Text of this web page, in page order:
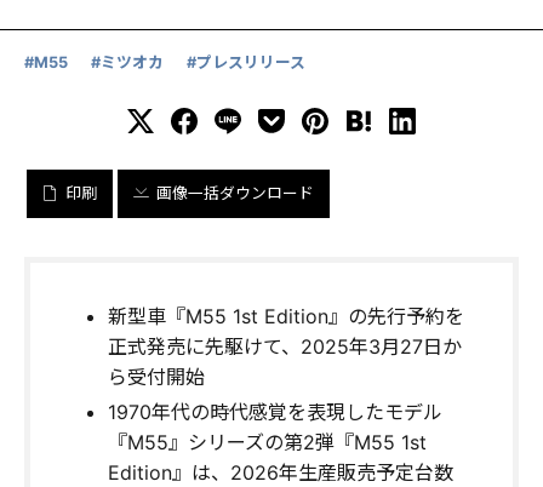
#M55 #ミツオカ #プレスリリース
印刷 画像一括ダウンロード
新型車『M55 1st Edition』の先行予約を
正式発売に先駆けて、2025年3月27日か
ら受付開始
1970年代の時代感覚を表現したモデル
『M55』シリーズの第2弾『M55 1st
Edition』は、2026年生産販売予定台数